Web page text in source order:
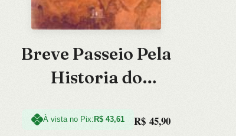
Breve Passeio Pela
Historia do
À vista no Pix: R$ 43,61 R$ 45,90